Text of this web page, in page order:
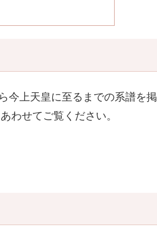
今上天皇に至るまでの系譜を掲
あわせてご覧ください。